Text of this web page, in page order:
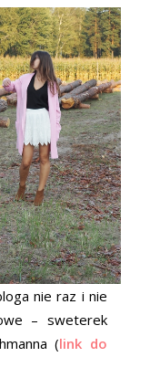
nie raz i nie
– sweterek
(link do